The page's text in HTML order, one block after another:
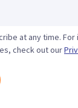
at any time.
check out our